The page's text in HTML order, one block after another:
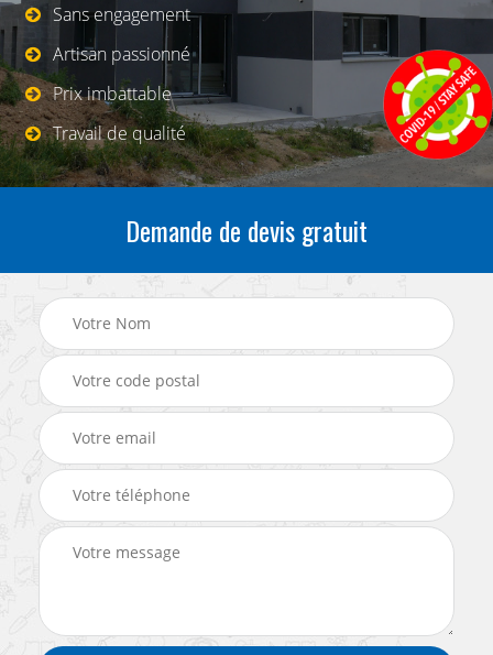
Sans engagement
Artisan passionné
Prix imbattable
Travail de qualité
Demande de devis gratuit